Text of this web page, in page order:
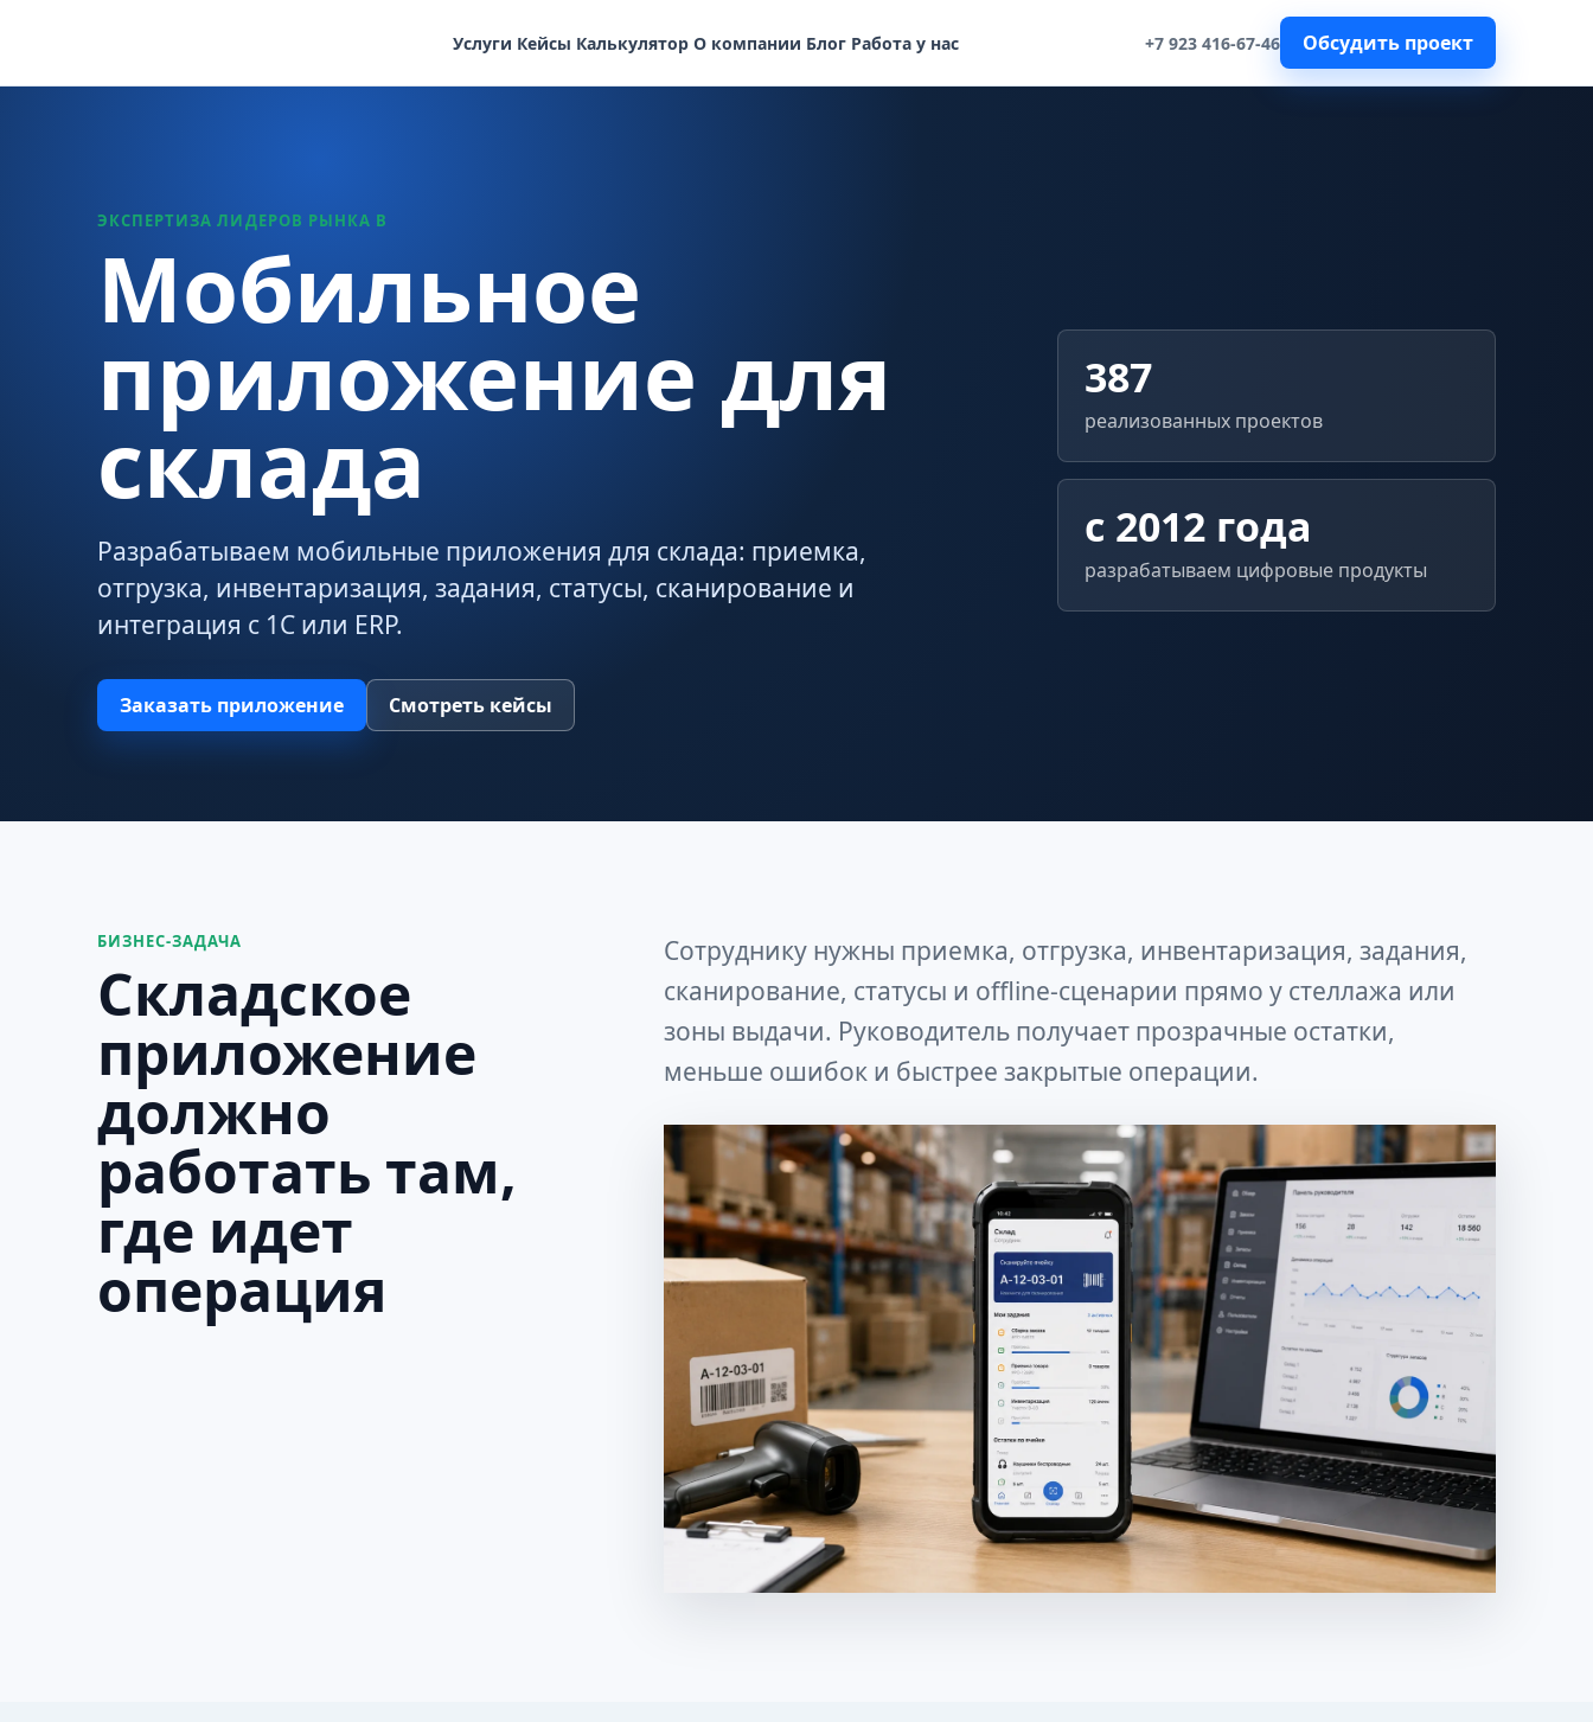
Услуги Кейсы Калькулятор О компании Блог Работа у нас +7 923 416-67-46 Обсудить проект
ЭКСПЕРТИЗА ЛИДЕРОВ РЫНКА В
Мобильное
приложение для
склада
Разрабатываем мобильные приложения для склада: приемка,
отгрузка, инвентаризация, задания, статусы, сканирование и
интеграция с 1С или ERP.
Заказать приложение Смотреть кейсы
387
реализованных проектов
с 2012 года
разрабатываем цифровые продукты
БИЗНЕС-ЗАДАЧА
Складское
приложение
должно
работать там,
где идет
операция
Сотруднику нужны приемка, отгрузка, инвентаризация, задания,
сканирование, статусы и offline-сценарии прямо у стеллажа или
зоны выдачи. Руководитель получает прозрачные остатки,
меньше ошибок и быстрее закрытые операции.